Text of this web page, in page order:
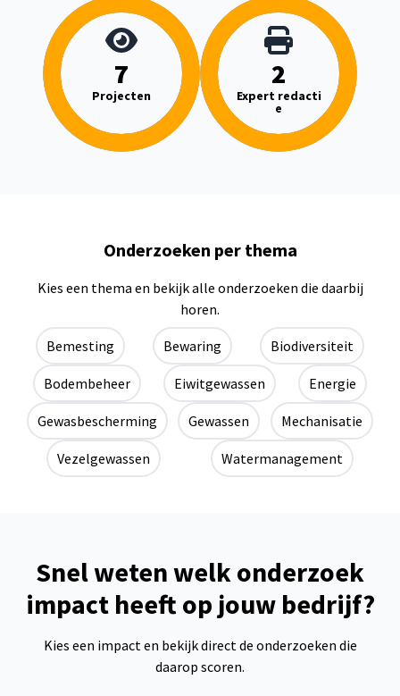
7
Projecten
2
Expert redacti
e
Onderzoeken per thema
Kies een thema en bekijk alle onderzoeken die daarbij
horen.
Bemesting Bewaring Biodiversiteit
Bodembeheer Eiwitgewassen Energie
Gewasbescherming Gewassen Mechanisatie
Vezelgewassen Watermanagement
Snel weten welk onderzoek
impact heeft op jouw bedrijf?
Kies een impact en bekijk direct de onderzoeken die
daarop scoren.